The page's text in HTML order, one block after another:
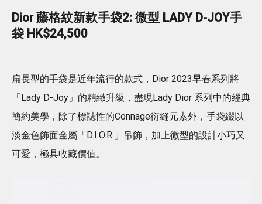
Dior 藤格紋新款手袋2: 微型 LADY D-JOY手
袋 HK$24,500
扁長型的手袋是近年流行的款式，Dior 2023早春系列將
「Lady D-Joy」的精緻升級，盡現Lady Dior 系列中的經典
簡約美學，除了標誌性的Connage衍縫元素外，手袋綴以
淡金色飾面金屬「D.I.O.R.」吊飾，加上微型的設計小巧又
可愛，極具收藏價值。